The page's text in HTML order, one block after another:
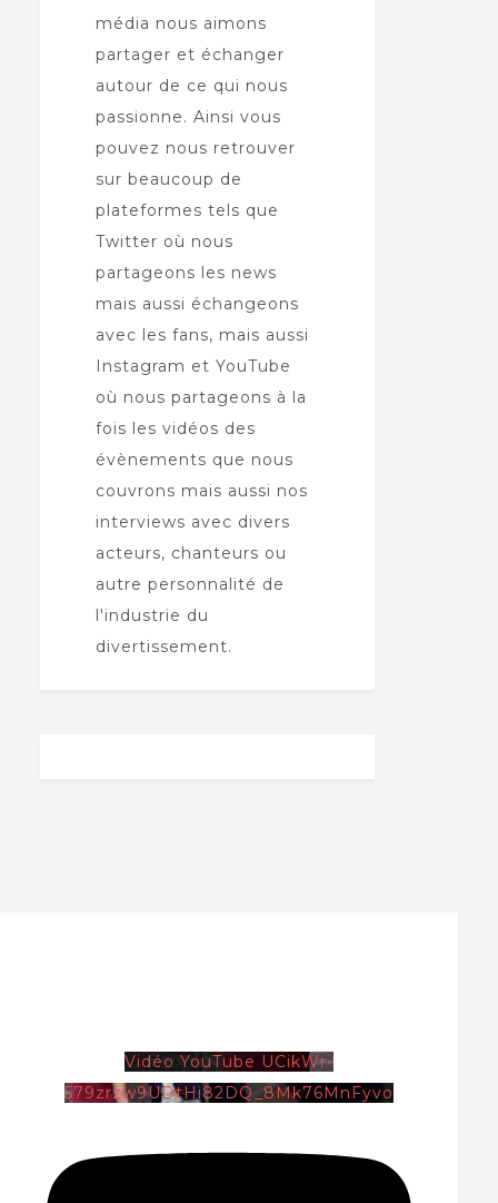
média nous aimons
partager et échanger
autour de ce qui nous
passionne. Ainsi vous
pouvez nous retrouver
sur beaucoup de
plateformes tels que
Twitter où nous
partageons les news
mais aussi échangeons
avec les fans, mais aussi
Instagram et YouTube
où nous partageons à la
fois les vidéos des
évènements que nous
couvrons mais aussi nos
interviews avec divers
acteurs, chanteurs ou
autre personnalité de
l'industrie du
divertissement.
Vidéo YouTube UCikWr-
579zrzw9UDtHi82DQ_8Mk76MnFyvo